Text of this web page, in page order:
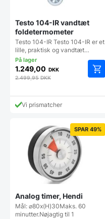
Testo 104-IR vandtæt
foldetermometer
Testo 104-IR Testo 104-IR er et
lille, praktisk og vandtæt…
1.249,00 DKK
2.499,95DKK
Vi prismatcher
SPAR 49%
Analog timer, Hendi
Mål: ⌀80x(H)30Maks. 60
minutter.Nøjagtig til 1